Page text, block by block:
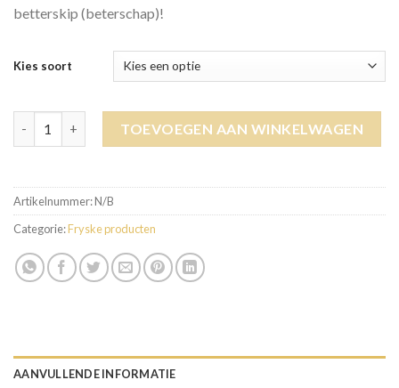
betterskip (beterschap)!
Kies soort
TOEVOEGEN AAN WINKELWAGEN
Artikelnummer:N/B
Categorie:Fryske producten
AANVULLENDE INFORMATIE